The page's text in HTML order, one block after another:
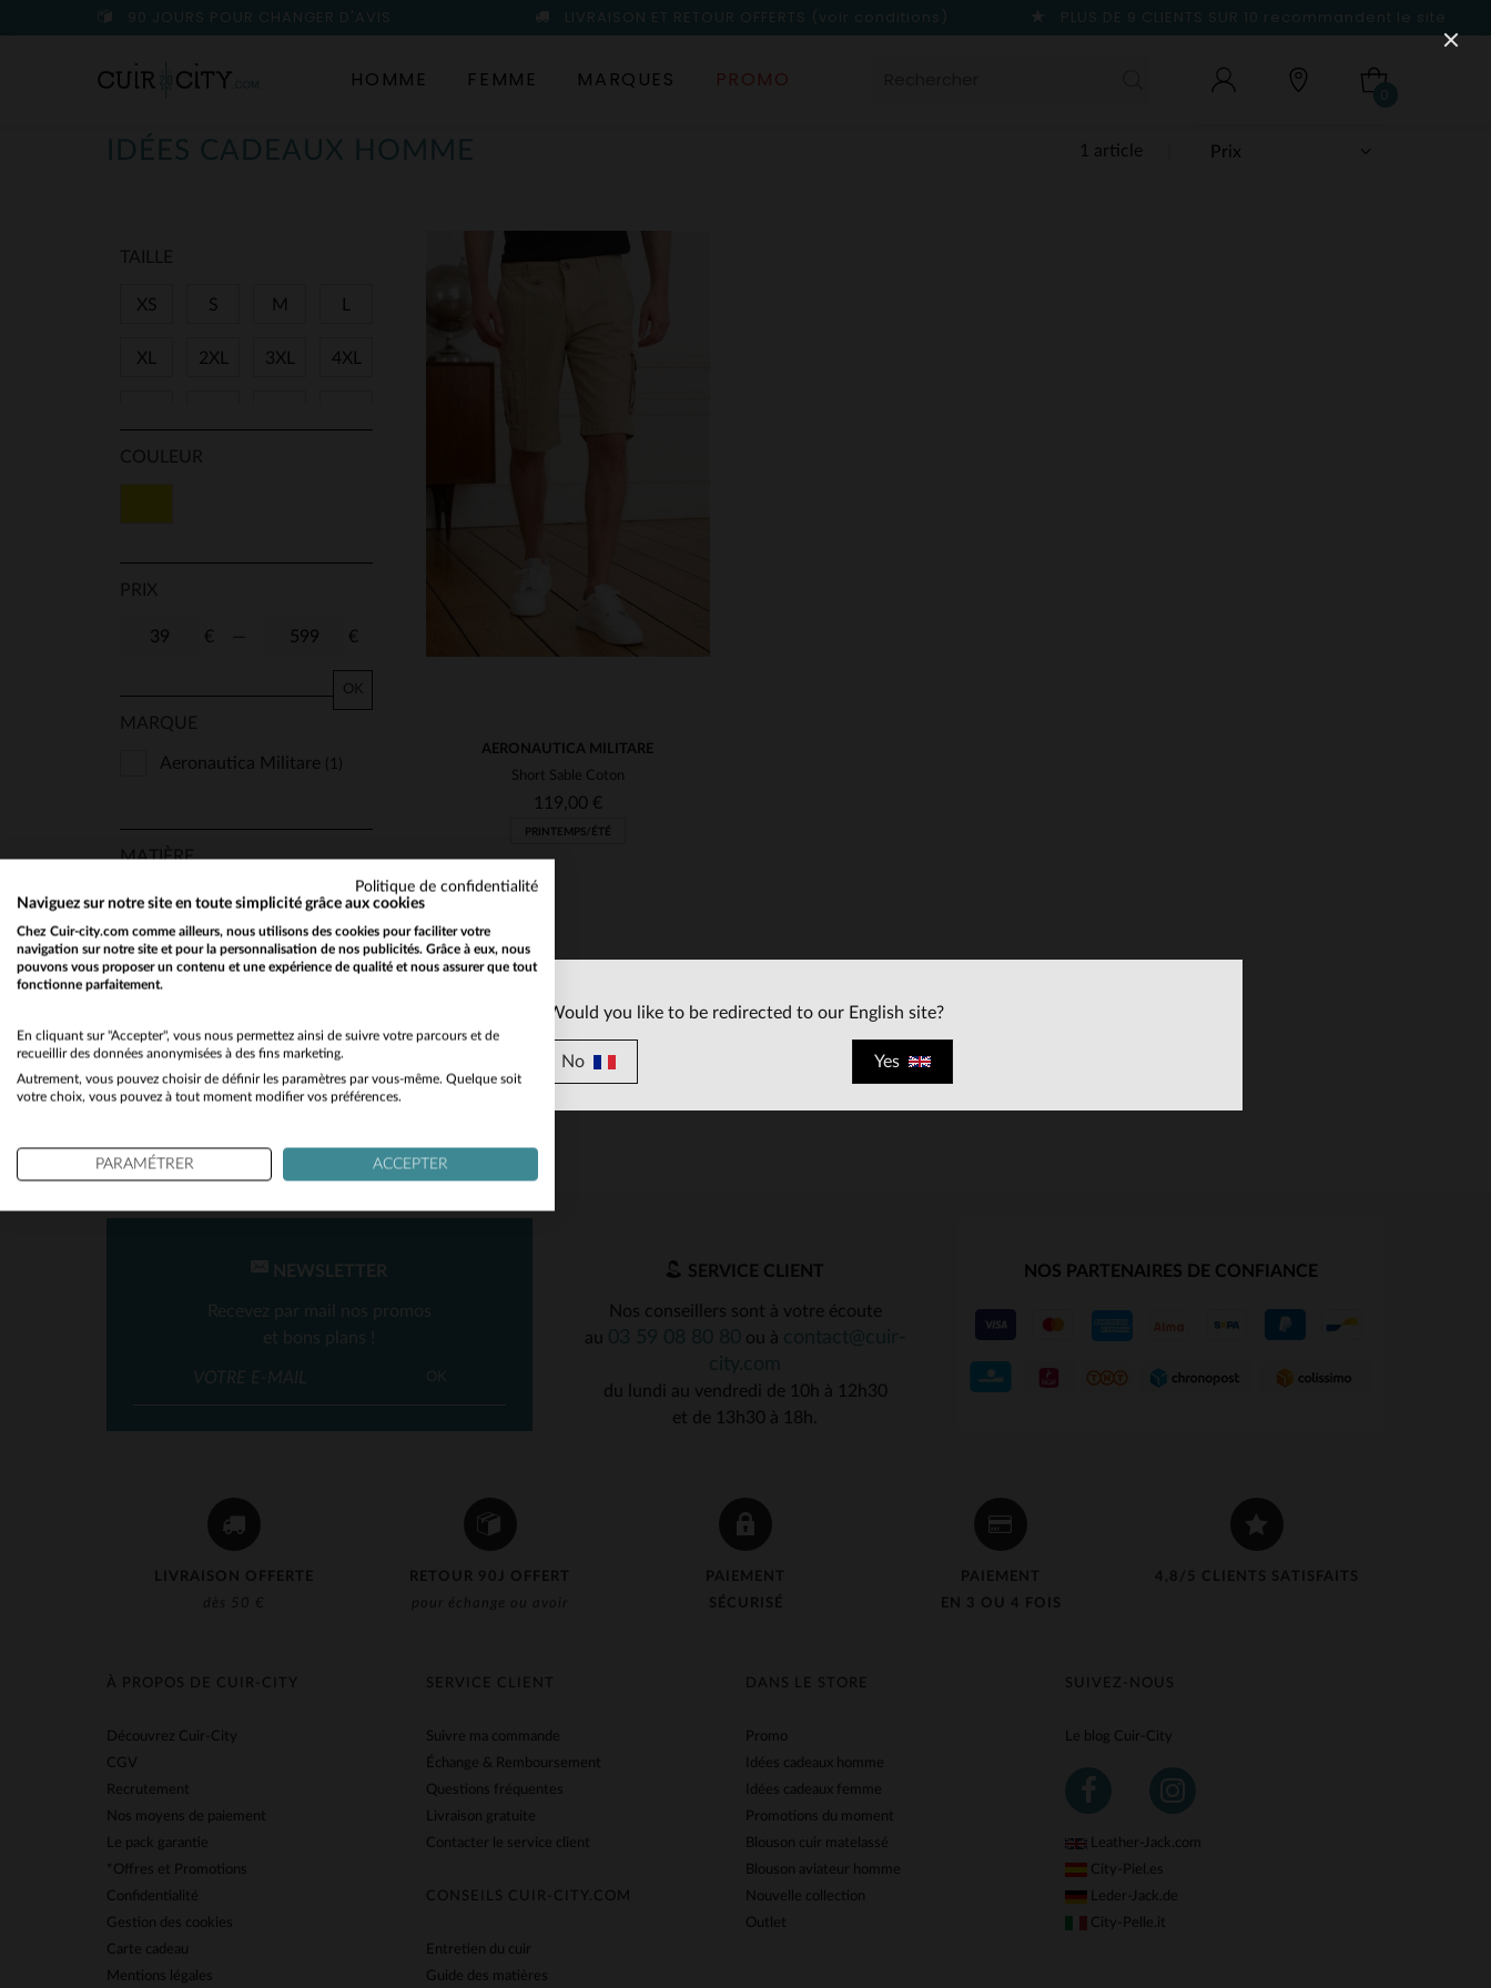
90 JOURS POUR CHANGER D'AVIS LIVRAISON ET RETOUR OFFERTS (voir conditions) PLUS DE 9 CLIENTS SUR 10 recommandent le site
HOMME FEMME MARQUES PROMO
0
1 article
IDÉES CADEAUX HOMME
TAILLE
XS S M
XL 2XL 3XL 4XL
44
COULEUR
PRIX
€ €
OK
MARQUE
Aeronautica Militare (1)
MATIÈRE
Textile(1)
SAISON
Printemps Été(1)
46
AERONAUTICA MILITARE
Short Sable Coton
119,00 €
PRINTEMPS/ÉTÉ
LIVRAISON OFFERTE
dès 50 €
RETOUR 90J OFFERT
pour échange ou avoir
PAIEMENT
SÉCURISÉ
PAIEMENT
EN 3 OU 4 FOIS
4,8/5 CLIENTS SATISFAITS
NEWSLETTER
Recevez par mail nos promos
et bons plans !
OK
SERVICE CLIENT
Nos conseillers sont à votre écoute
au
ou à
du lundi au vendredi de 10h à 12h30
et de 13h30 à 18h.
NOS PARTENAIRES DE CONFIANCE
SUIVEZ-NOUS
Le blog Cuir-City
Leather-Jack.com
City-Piel.es
Leder-Jack.de
City-Pelle.it
SERVICE CLIENT
Suivre ma commande
Échange & Remboursement
Questions fréquentes
Livraison gratuite
Contacter le service client
CONSEILS CUIR-CITY.COM
Entretien du cuir
Guide des matières
DANS LE STORE
Promo
Idées cadeaux homme
Idées cadeaux femme
Promotions du moment
Blouson cuir matelassé
Blouson aviateur homme
Nouvelle collection
Outlet
À PROPOS DE CUIR-CITY
Découvrez Cuir-City
CGV
Recrutement
Nos moyens de paiement
Le pack garantie
*Offres et Promotions
Confidentialité
Gestion des cookies
Carte cadeau
Mentions légales
Would you like to be redirected to our English site?
No Yes
Politique de confidentialité
Naviguez sur notre site en toute simplicité grâce aux cookies
Chez Cuir-city.com comme ailleurs, nous utilisons des cookies pour faciliter votre
navigation sur notre site et pour la personnalisation de nos publicités. Grâce à eux, nous
pouvons vous proposer un contenu et une expérience de qualité et nous assurer que tout
fonctionne parfaitement.
En cliquant sur "Accepter", vous nous permettez ainsi de suivre votre parcours et de
recueillir des données anonymisées à des fins marketing.
Autrement, vous pouvez choisir de définir les paramètres par vous-même. Quelque soit
votre choix, vous pouvez à tout moment modifier vos préférences.
PARAMÉTRER ACCEPTER